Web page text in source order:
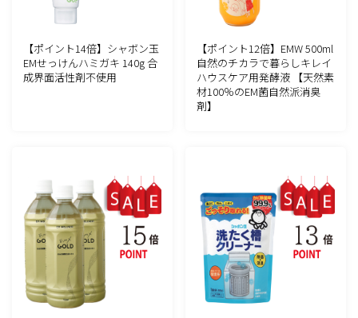
【ポイント14倍】シャボン玉
EMせっけんハミガキ 140g 合
成界面活性剤不使用
【ポイント12倍】EMW 500ml
自然のチカラで暮らしキレイ
ハウスケア用発酵液 【天然素
材100％のEM菌自然派消臭
剤】